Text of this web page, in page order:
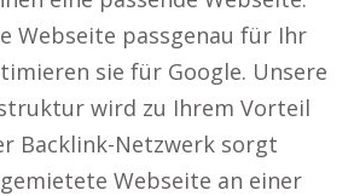
Webseite passgenau für Ihr
sie für Google. Unsere
wird zu Ihrem Vorteil
Backlink-Netzwerk sorgt
Webseite an einer